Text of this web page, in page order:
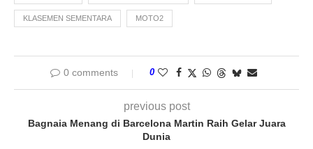
KLASEMEN SEMENTARA MOTO2
0 comments 0
previous post
Bagnaia Menang di Barcelona Martin Raih Gelar Juara
Dunia